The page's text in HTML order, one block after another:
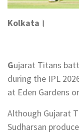
Kolkata।
Gujarat Titans
during the IPL
at Eden Gardens
Although Gujarat
Sudharsan